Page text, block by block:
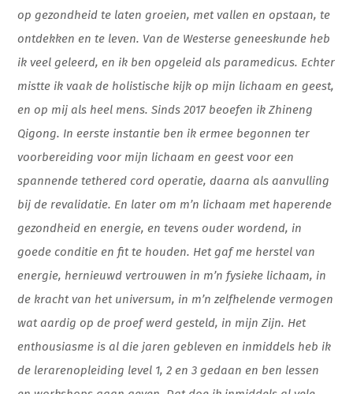
op gezondheid te laten groeien, met vallen en opstaan, te
ontdekken en te leven. Van de Westerse geneeskunde heb
ik veel geleerd, en ik ben opgeleid als paramedicus. Echter
mistte ik vaak de holistische kijk op mijn lichaam en geest,
en op mij als heel mens. Sinds 2017 beoefen ik Zhineng
Qigong. In eerste instantie ben ik ermee begonnen ter
voorbereiding voor mijn lichaam en geest voor een
spannende tethered cord operatie, daarna als aanvulling
bij de revalidatie. En later om m’n lichaam met haperende
gezondheid en energie, en tevens ouder wordend, in
goede conditie en fit te houden. Het gaf me herstel van
energie, hernieuwd vertrouwen in m’n fysieke lichaam, in
de kracht van het universum, in m’n zelfhelende vermogen
wat aardig op de proef werd gesteld, in mijn Zijn. Het
enthousiasme is al die jaren gebleven en inmiddels heb ik
de lerarenopleiding level 1, 2 en 3 gedaan en ben lessen